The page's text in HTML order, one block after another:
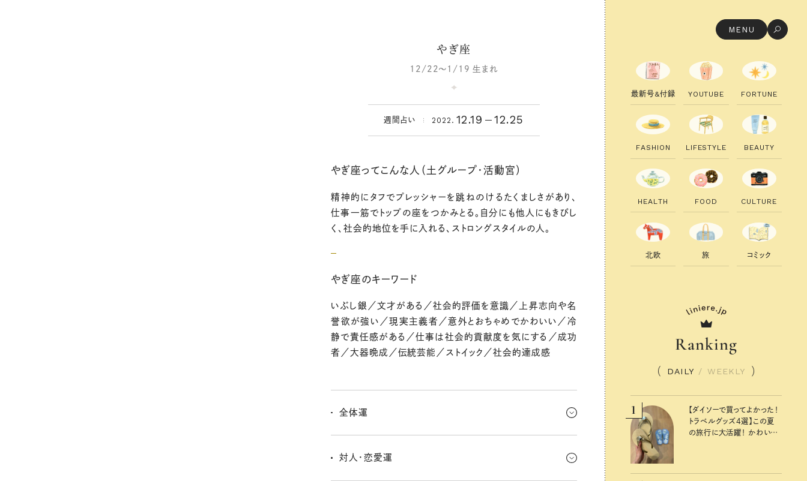
MENU
やぎ座
12/22～1/19 生まれ
週間占い 2022. 12.19 12.25
やぎ座ってこんな人（土グループ・活動宮）
精神的にタフでプレッシャーを跳ねのけるたくましさがあり、
仕事一筋でトップの座をつかみとる。自分にも他人にもきびし
く、社会的地位を手に入れる、ストロングスタイルの人。
やぎ座のキーワード
いぶし銀／文才がある／社会的評価を意識／上昇志向や名
誉欲が強い／現実主義者／意外とおちゃめでかわいい／冷
静で責任感がある／仕事は社会的貢献度を気にする／成功
者／大器晩成／伝統芸能／ストイック／社会的達成感
全体運
心の赴くままに出かけてみよう。「アハ体験」で活性化だ！
対人・恋愛運
最新号&付録 YO UTU B E FO RTU N E
FAS H I O N LI FESTYLE B EAUTY
H EALTH FO O D CU LTU RE
北欧 旅 コ ミ ック
Ranking
DAILY / WEEKLY
1
【ダイソーで買ってよかった！
トラベルグッズ4選】この夏
の旅行に大活躍！ かわいく